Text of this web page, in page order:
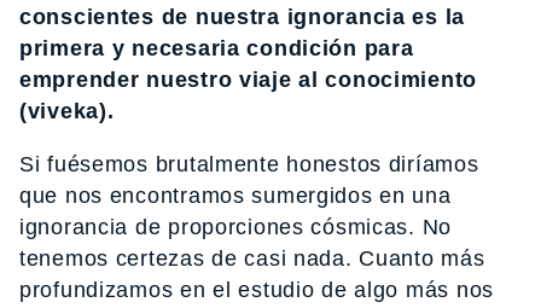
conscientes de nuestra ignorancia es la
primera y necesaria condición para
emprender nuestro viaje al conocimiento
(viveka).
Si fuésemos brutalmente honestos diríamos
que nos encontramos sumergidos en una
ignorancia de proporciones cósmicas. No
tenemos certezas de casi nada. Cuanto más
profundizamos en el estudio de algo más nos